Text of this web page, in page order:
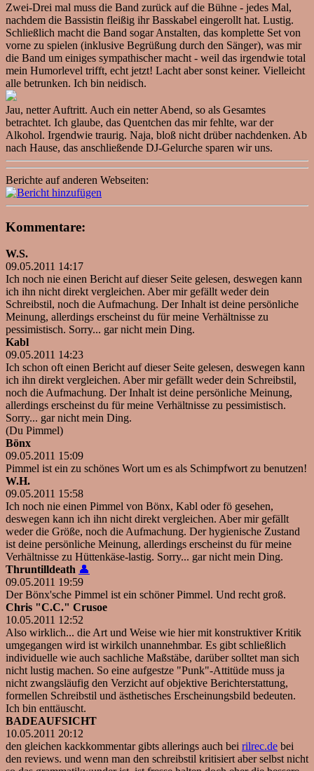
Zwei-Drei mal muss die Band zurück auf die Bühne - jedes Mal,
nachdem die Bassistin fleißig ihr Basskabel eingerollt hat. Lustig.
Schließlich macht die Band sogar Anstalten, das komplette Set von
vorne zu spielen (inklusive Begrüßung durch den Sänger), was mir
die Band um einiges sympathischer macht - weil das irgendwie total
mein Humorlevel trifft, echt jetzt! Lacht aber sonst keiner. Vielleicht
alle betrunken. Ich bin neidisch.
Jau, netter Auftritt. Auch ein netter Abend, so als Gesamtes
betrachtet. Ich glaube, das Quentchen das mir fehlte, war der
Alkohol. Irgendwie traurig. Naja, bloß nicht drüber nachdenken. Ab
nach Hause, das anschließende DJ-Gelurche sparen wir uns.
Berichte auf anderen Webseiten:
Kommentare:
W.S.
09.05.2011 14:17
Ich noch nie einen Bericht auf dieser Seite gelesen, deswegen kann
ich ihn nicht direkt vergleichen. Aber mir gefällt weder dein
Schreibstil, noch die Aufmachung. Der Inhalt ist deine persönliche
Meinung, allerdings erscheinst du für meine Verhältnisse zu
pessimistisch. Sorry... gar nicht mein Ding.
Kabl
09.05.2011 14:23
Ich schon oft einen Bericht auf dieser Seite gelesen, deswegen kann
ich ihn direkt vergleichen. Aber mir gefällt weder dein Schreibstil,
noch die Aufmachung. Der Inhalt ist deine persönliche Meinung,
allerdings erscheinst du für meine Verhältnisse zu pessimistisch.
Sorry... gar nicht mein Ding.
(Du Pimmel)
Bönx
09.05.2011 15:09
Pimmel ist ein zu schönes Wort um es als Schimpfwort zu benutzen!
W.H.
09.05.2011 15:58
Ich noch nie einen Pimmel von Bönx, Kabl oder fö gesehen,
deswegen kann ich ihn nicht direkt vergleichen. Aber mir gefällt
weder die Größe, noch die Aufmachung. Der hygienische Zustand
ist deine persönliche Meinung, allerdings erscheinst du für meine
Verhältnisse zu Hüttenkäse-lastig. Sorry... gar nicht mein Ding.
Thruntilldeath 👤
09.05.2011 19:59
Der Bönx'sche Pimmel ist ein schöner Pimmel. Und recht groß.
Chris "C.C." Crusoe
10.05.2011 12:52
Also wirklich... die Art und Weise wie hier mit konstruktiver Kritik
umgegangen wird ist wirkilch unannehmbar. Es gibt schließlich
individuelle wie auch sachliche Maßstäbe, darüber solltet man sich
nicht lustig machen. So eine aufgestze "Punk"-Attitüde muss ja
nicht zwangsläufig den Verzicht auf objektive Berichterstattung,
formellen Schreibstil und ästhetisches Erscheinungsbild bedeuten.
Ich bin enttäuscht.
BADEAUFSICHT
10.05.2011 20:12
den gleichen kackkommentar gibts allerings auch bei rilrec.de bei
den reviews. und wenn man den schreibstil kritisiert aber selbst nicht